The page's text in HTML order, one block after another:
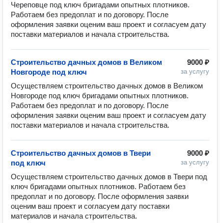
Череповце под ключ бригадами опытных плотников.
Работаем без предоплат и по договору. После
оформления заявки оценим ваш проект и согласуем дату
9000 ₽
за услугу
Строительство дачных домов в Великом
Новгороде под ключ
Осуществляем строительство дачных домов в Великом
Новгороде под ключ бригадами опытных плотников.
Работаем без предоплат и по договору. После
оформления заявки оценим ваш проект и согласуем дату
9000 ₽
за услугу
Строительство дачных домов в Твери
под ключ
Осуществляем строительство дачных домов в Твери под
ключ бригадами опытных плотников. Работаем без
предоплат и по договору. После оформления заявки
оценим ваш проект и согласуем дату поставки